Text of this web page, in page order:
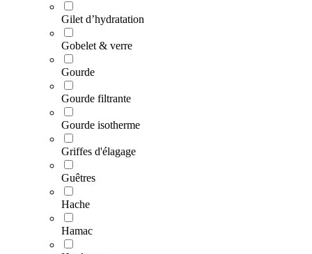
Gilet d’hydratation
Gobelet & verre
Gourde
Gourde filtrante
Gourde isotherme
Griffes d'élagage
Guêtres
Hache
Hamac